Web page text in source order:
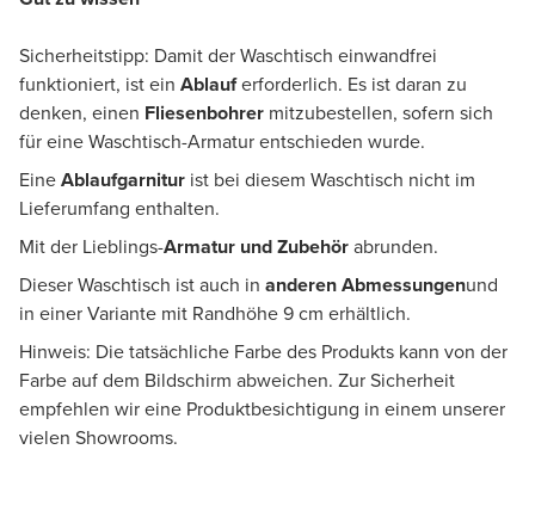
Sicherheitstipp: Damit der Waschtisch einwandfrei
funktioniert, ist ein Ablauferforderlich. Es ist daran zu
denken, einen Fliesenbohrer mitzubestellen, sofern sich
für eine Waschtisch-Armatur entschieden wurde.
EineAblaufgarnitur ist bei diesem Waschtisch nicht im
Lieferumfang enthalten.
Mit der Lieblings-Armatur und Zubehörabrunden.
Dieser Waschtisch ist auch in anderen Abmessungenund
in einer Variante mit Randhöhe 9 cm erhältlich.
Hinweis: Die tatsächliche Farbe des Produkts kann von der
Farbe auf dem Bildschirm abweichen. Zur Sicherheit
empfehlen wir eine Produktbesichtigung in einem unserer
vielen Showrooms.